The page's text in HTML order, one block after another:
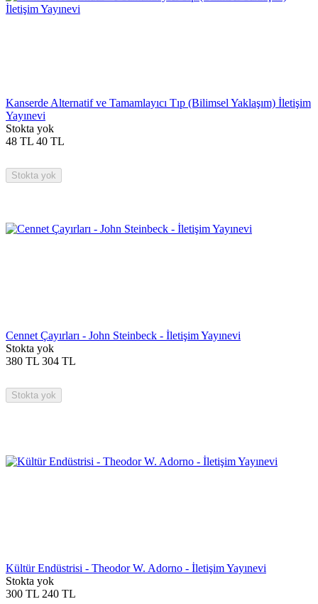
Kanserde Alternatif ve Tamamlayıcı Tıp (Bilimsel Yaklaşım) İletişim
Yayınevi
Stokta yok
48 TL 40 TL
Stokta yok
Cennet Çayırları - John Steinbeck - İletişim Yayınevi
Stokta yok
380 TL 304 TL
Stokta yok
Kültür Endüstrisi - Theodor W. Adorno - İletişim Yayınevi
Stokta yok
300 TL 240 TL